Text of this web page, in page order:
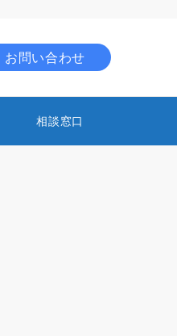
お問い合わせ
相談窓口